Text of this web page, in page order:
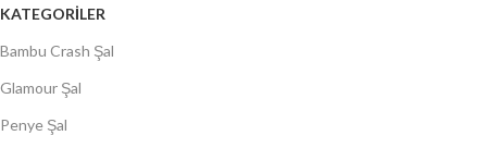
KATEGORİLER
Bambu Crash Şal
Glamour Şal
Penye Şal